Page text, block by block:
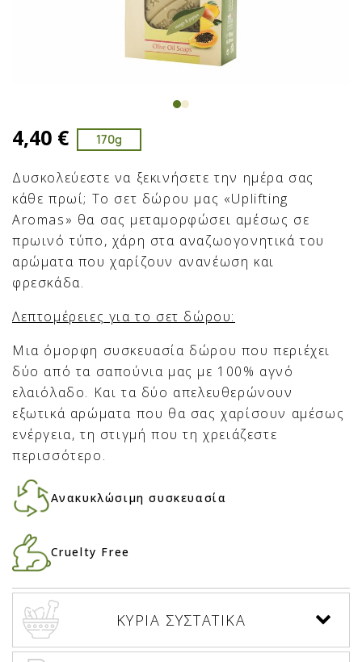
4,40 € 170g
Δυσκολεύεστε να ξεκινήσετε την ημέρα σας
κάθε πρωί; Το σετ δώρου μας «Uplifting
Aromas» θα σας μεταμορφώσει αμέσως σε
πρωινό τύπο, χάρη στα αναζωογονητικά του
αρώματα που χαρίζουν ανανέωση και
φρεσκάδα.
Λεπτομέρειες για το σετ δώρου:
Μια όμορφη συσκευασία δώρου που περιέχει
δύο από τα σαπούνια μας με 100% αγνό
ελαιόλαδο. Και τα δύο απελευθερώνουν
εξωτικά αρώματα που θα σας χαρίσουν αμέσως
ενέργεια, τη στιγμή που τη χρειάζεστε
περισσότερο.
Ανακυκλώσιμη συσκευασία
Cruelty Free
ΚΥΡΙΑ ΣΥΣΤΑΤΙΚΑ